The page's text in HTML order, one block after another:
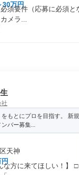
30万円
須要件（応募に必須と
メラ...
社
をもとにプロを目指す。 新
バー募集...
天神
な方に来てほしい！】